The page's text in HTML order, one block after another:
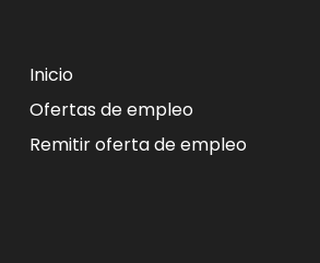
Inicio
Ofertas de empleo
Remitir oferta de empleo